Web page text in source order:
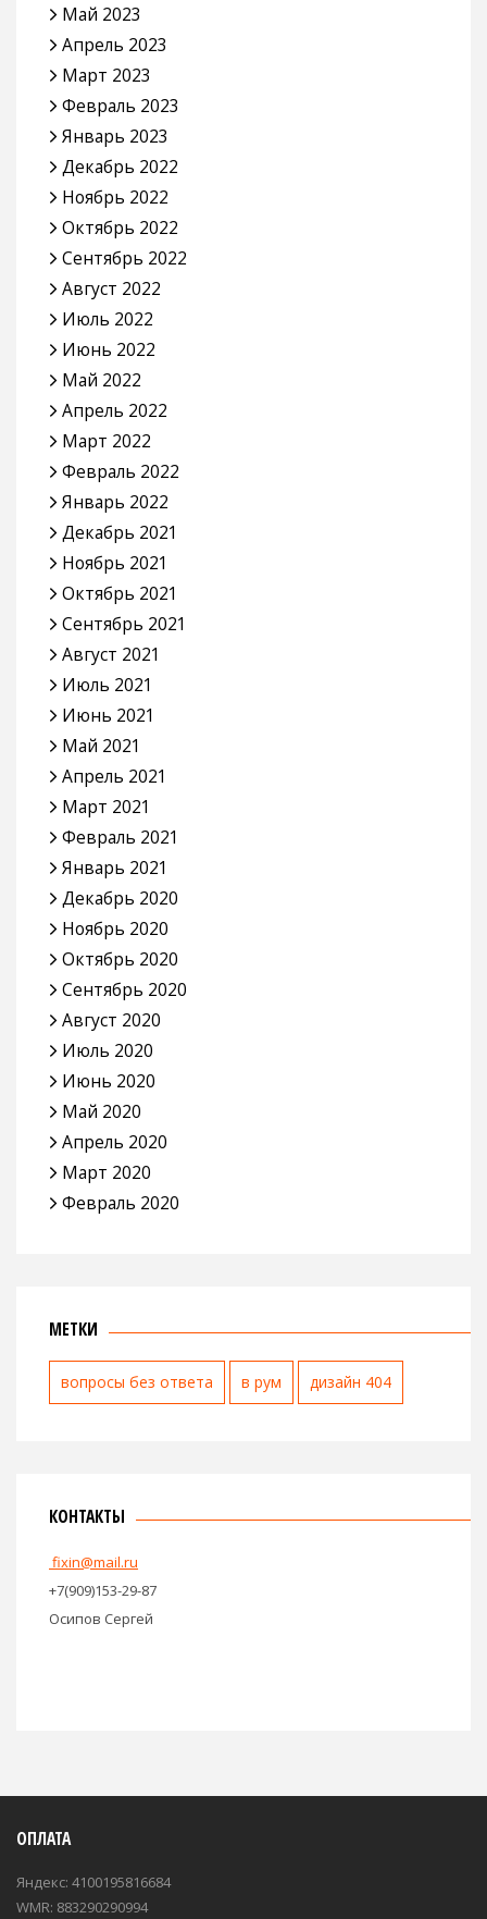
Май 2023
Апрель 2023
Март 2023
Февраль 2023
Январь 2023
Декабрь 2022
Ноябрь 2022
Октябрь 2022
Сентябрь 2022
Август 2022
Июль 2022
Июнь 2022
Май 2022
Апрель 2022
Март 2022
Февраль 2022
Январь 2022
Декабрь 2021
Ноябрь 2021
Октябрь 2021
Сентябрь 2021
Август 2021
Июль 2021
Июнь 2021
Май 2021
Апрель 2021
Март 2021
Февраль 2021
Январь 2021
Декабрь 2020
Ноябрь 2020
Октябрь 2020
Сентябрь 2020
Август 2020
Июль 2020
Июнь 2020
Май 2020
Апрель 2020
Март 2020
Февраль 2020
МЕТКИ
вопросы без ответа в рум дизайн 404
КОНТАКТЫ
fixin@mail.ru
+7(909)153-29-87
Осипов Сергей
ОПЛАТА
Яндекс: 4100195816684
WMR: 883290290994